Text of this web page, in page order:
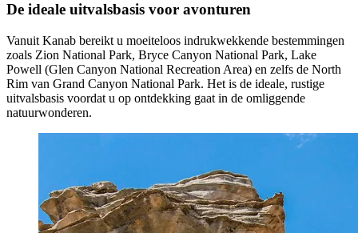
De ideale uitvalsbasis voor avonturen
Vanuit Kanab bereikt u moeiteloos indrukwekkende bestemmingen
zoals Zion National Park, Bryce Canyon National Park, Lake
Powell (Glen Canyon National Recreation Area) en zelfs de North
Rim van Grand Canyon National Park. Het is de ideale, rustige
uitvalsbasis voordat u op ontdekking gaat in de omliggende
natuurwonderen.